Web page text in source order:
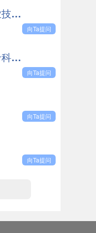
河北轨道运输职业技术学院
向Ta提问
石家庄医学高等专科学校
向Ta提问
向Ta提问
向Ta提问